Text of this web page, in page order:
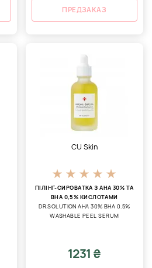
ПРЕДЗАКАЗ
CU Skin
ПІЛІНГ-СИРОВАТКА З AHA 30% ТА
BHA 0,5% КИСЛОТАМИ
DR.SOLUTION AHA 30% BHA 0.5%
WASHABLE PEEL SERUM
1231 ₴